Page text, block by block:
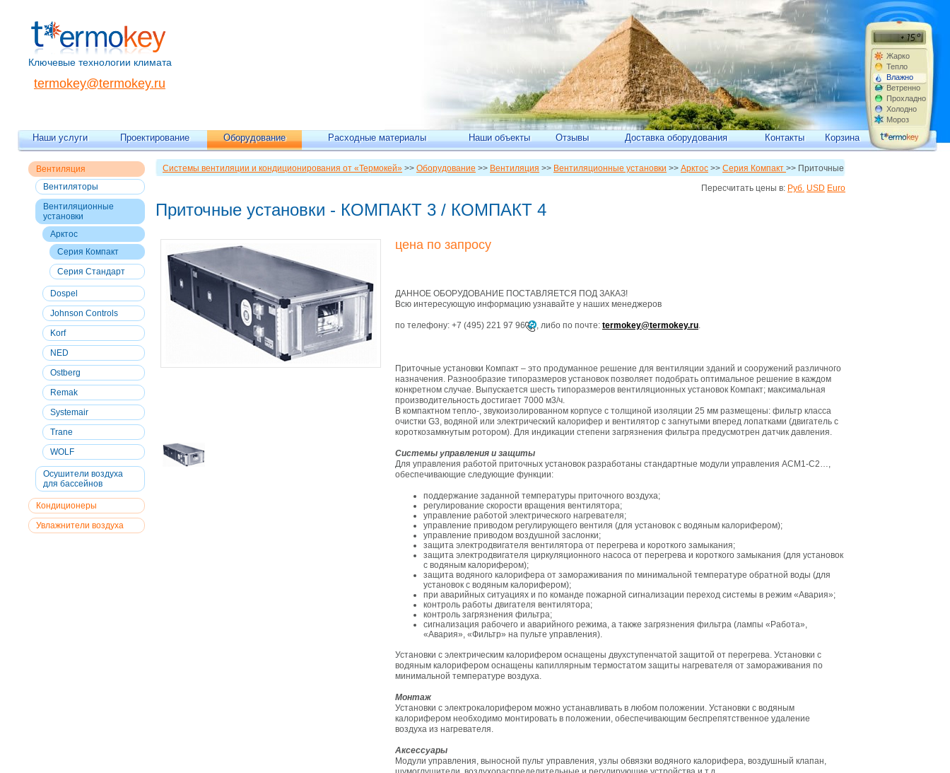
Жарко
Тепло
Влажно
Ветренно
Прохладно
Холодно
Мороз
Ключевые технологии климата
termokey@termokey.ru
Наши услуги Проектирование Оборудование Расходные материалы Наши объекты Отзывы Доставка оборудования Контакты Корзина
Вентиляция
Вентиляторы
Вентиляционные
установки
Арктос
Серия Компакт
Серия Стандарт
Dospel
Johnson Controls
Korf
NED
Ostberg
Remak
Systemair
Trane
WOLF
Осушители воздуха
для бассейнов
Кондиционеры
Увлажнители воздуха
Системы вентиляции и кондиционирования от «Термокей» >> Оборудование >> Вентиляция >> Вентиляционные установки >> Арктос >> Серия Компакт >> Приточные
Пересчитать цены в: Руб. USD Euro
Приточные установки - КОМПАКТ 3 / КОМПАКТ 4
цена по запросу
ДАННОЕ ОБОРУДОВАНИЕ ПОСТАВЛЯЕТСЯ ПОД ЗАКАЗ!
Всю интересующую информацию узнавайте у наших менеджеров
по телефону: +7 (495) 221 97 96 , либо по почте: termokey@termokey.ru.
Приточные установки Компакт – это продуманное решение для вентиляции зданий и сооружений различного
назначения. Разнообразие типоразмеров установок позволяет подобрать оптимальное решение в каждом
конкретном случае. Выпускается шесть типоразмеров вентиляционных установок Компакт; максимальная
производительность достигает 7000 м3/ч.
В компактном тепло-, звукоизолированном корпусе с толщиной изоляции 25 мм размещены: фильтр класса
очистки G3, водяной или электрический калорифер и вентилятор с загнутыми вперед лопатками (двигатель с
короткозамкнутым ротором). Для индикации степени загрязнения фильтра предусмотрен датчик давления.
Системы управления и защиты
Для управления работой приточных установок разработаны стандартные модули управления ACM1-C2…,
обеспечивающие следующие функции:
поддержание заданной температуры приточного воздуха;
регулирование скорости вращения вентилятора;
управление работой электрического нагревателя;
управление приводом регулирующего вентиля (для установок с водяным калорифером);
управление приводом воздушной заслонки;
защита электродвигателя вентилятора от перегрева и короткого замыкания;
защита электродвигателя циркуляционного насоса от перегрева и короткого замыкания (для установок
с водяным калорифером);
защита водяного калорифера от замораживания по минимальной температуре обратной воды (для
установок с водяным калорифером);
при аварийных ситуациях и по команде пожарной сигнализации переход системы в режим «Авария»;
контроль работы двигателя вентилятора;
контроль загрязнения фильтра;
сигнализация рабочего и аварийного режима, а также загрязнения фильтра (лампы «Работа»,
«Авария», «Фильтр» на пульте управления).
Установки с электрическим калорифером оснащены двухступенчатой защитой от перегрева. Установки с
водяным калорифером оснащены капиллярным термостатом защиты нагревателя от замораживания по
минимальной температуре воздуха.
Монтаж
Установки с электрокалорифером можно устанавливать в любом положении. Установки с водяным
калорифером необходимо монтировать в положении, обеспечивающим беспрепятственное удаление
воздуха из нагревателя.
Аксессуары
Модули управления, выносной пульт управления, узлы обвязки водяного калорифера, воздушный клапан,